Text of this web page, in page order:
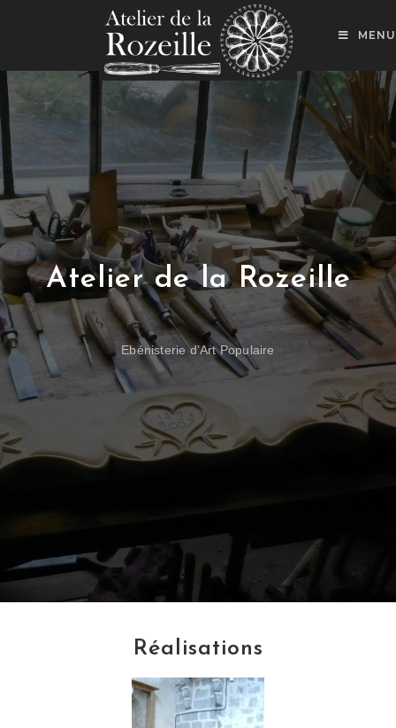
MENU
Atelier de la Rozeille
Ebénisterie d’Art Populaire
Réalisations